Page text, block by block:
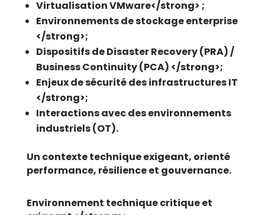
VirtualisationVMware</strong> ;
Environnements destockage enterprise
</strong>;
Dispositifs deDisaster Recovery (PRA) /
Business Continuity (PCA) </strong>;
Enjeux desécurité des infrastructures IT
</strong>;
Interactions avec des environnements
industriels (OT).
Un contexte technique exigeant, orienté
performance, résilience et gouvernance.
Environnement techniquecritique et